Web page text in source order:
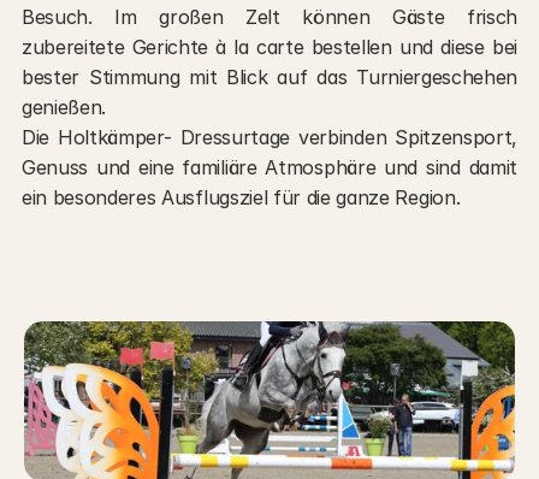
Besuch. Im großen Zelt können Gäste frisch
zubereitete Gerichte à la carte bestellen und diese bei
bester Stimmung mit Blick auf das Turniergeschehen
genießen.
Die Holtkämper- Dressurtage verbinden Spitzensport,
Genuss und eine familiäre Atmosphäre und sind damit
ein besonderes Ausflugsziel für die ganze Region.